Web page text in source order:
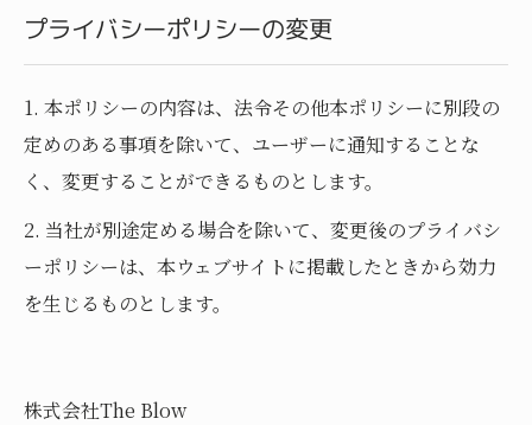
プライバシーポリシーの変更
1. 本ポリシーの内容は、法令その他本ポリシーに別段の
定めのある事項を除いて、ユーザーに通知することな
く、変更することができるものとします。
2. 当社が別途定める場合を除いて、変更後のプライバシ
ーポリシーは、本ウェブサイトに掲載したときから効力
を生じるものとします。
株式会社The Blow